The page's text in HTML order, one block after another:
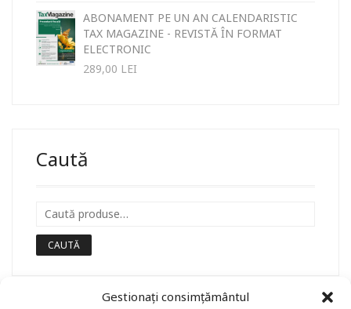
Gestionați consimțământul
ABONAMENT PE UN AN CALENDARISTIC
TAX MAGAZINE - REVISTĂ ÎN FORMAT
ELECTRONIC
289,00 LEI
Caută
CAUTĂ